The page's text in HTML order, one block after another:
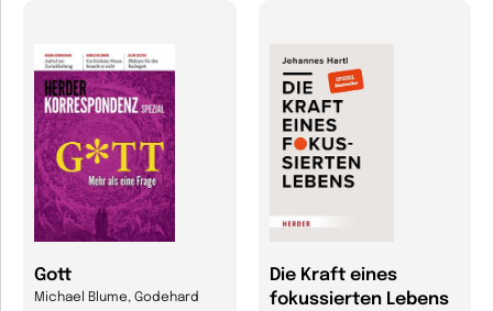
Gott
Michael Blume, Godehard
Die Kraft eines
fokussierten Lebens